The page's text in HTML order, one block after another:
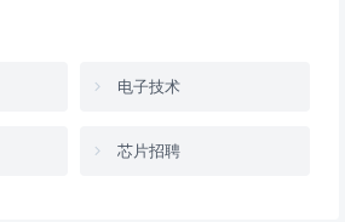
电子技术
芯片招聘